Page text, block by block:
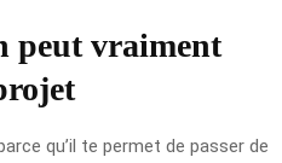
peut vraiment
qu’il te permet de passer de